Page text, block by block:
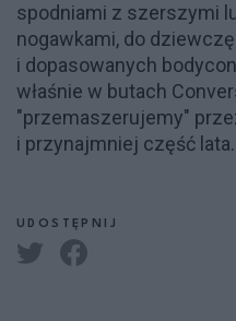
spodniami z szerszymi
nogawkami, do
i dopasowanych
właśnie w butach
"przemaszerujemy"
i przynajmniej część lata.
UDOSTĘPNIJ